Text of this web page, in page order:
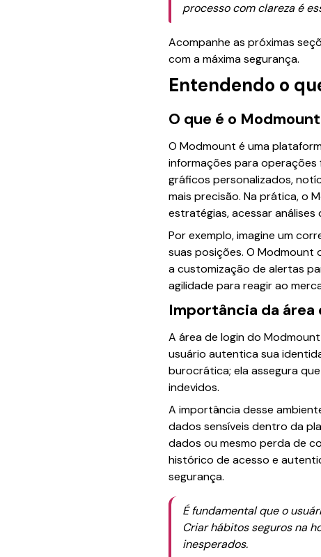
processo com clareza é
Acompanhe as próximas
com a máxima segurança.
Entendendo o
O que é o
O Modmount é uma
informações para operações
gráficos personalizados,
mais precisão. Na prática, o
estratégias, acessar
Por exemplo, imagine um
suas posições. O Modmount
a customização de alertas
agilidade para reagir ao
Importância da área
A área de login do
usuário autentica sua
burocrática; ela assegura
indevidos.
A importância desse
dados sensíveis dentro da
dados ou mesmo perda de
histórico de acesso e
segurança.
É fundamental que o
Criar hábitos seguros na
inesperados.